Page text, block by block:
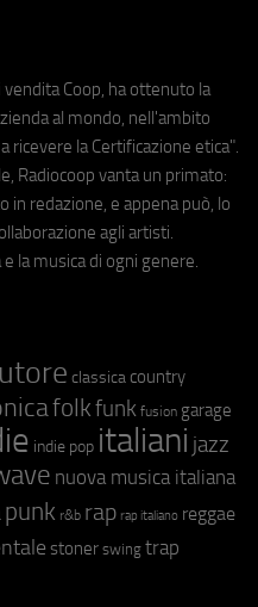
Coop, ha ottenuto la
al mondo, nell'ambito
ricevere la Certificazione etica".
Radiocoop vanta un primato:
in redazione, e appena può, lo
agli artisti.
la musica di ogni genere.
classica country
folkfunk fusion garage
indie pop italiani jazz
nuova musica italiana
punk r&b rap rap italiano reggae
stoner swing trap